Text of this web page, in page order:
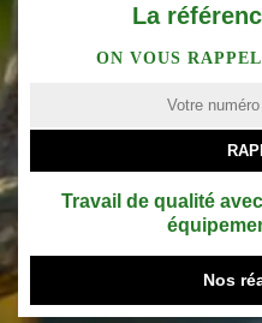
La
ON VOUS
Travail de qualité
Nos